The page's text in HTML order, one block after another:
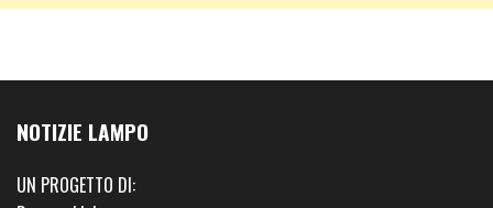
NOTIZIE LAMPO
UN PROGETTO DI: